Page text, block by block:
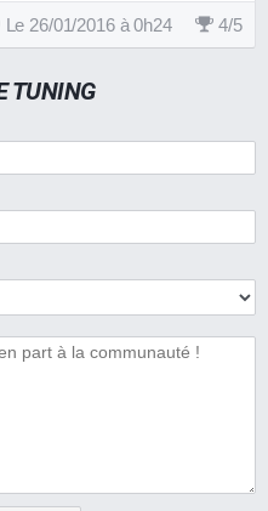
Le 26/01/2016 à 0h24 4/5
TUNING